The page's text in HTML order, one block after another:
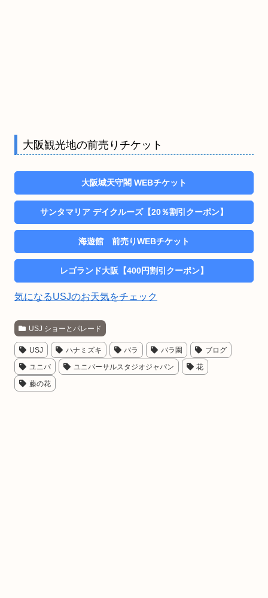
大阪観光地の前売りチケット
大阪城天守閣 WEBチケット
サンタマリア デイクルーズ【20％割引クーポン】
海遊館 前売りWEBチケット
レゴランド大阪【400円割引クーポン】
気になるUSJのお天気をチェック
USJ ショーとパレード
USJ ハナミズキ バラ バラ園
ブログ
ユニバ
ユニバーサルスタジオジャパン
花
藤の花